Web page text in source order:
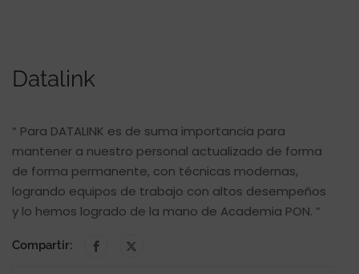
Datalink
“ Para DATALINK es de suma importancia para
mantener a nuestro personal actualizado de forma
de forma permanente, con técnicas modernas,
logrando equipos de trabajo con altos desempeños
y lo hemos logrado de la mano de Academia PON. ”
Compartir: